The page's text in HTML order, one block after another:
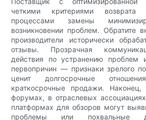
четкими критериями
процессами замены
возникновении проблем. Обратите
производители исторически
отзывы. Прозрачная
действия по устранению проблем
первопричин — признаки зрелого
ценит долгосрочные
краткосрочные продажи.
форумах, в отраслевых
платформах для обзоров могут
проблемы или похвальные